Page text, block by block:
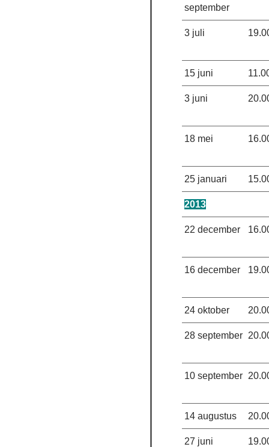
september
3 juli
15 juni
3 juni
18 mei
25 januari
2013
22 december
16 december
24 oktober
28 september
10 september
14 augustus
27 juni